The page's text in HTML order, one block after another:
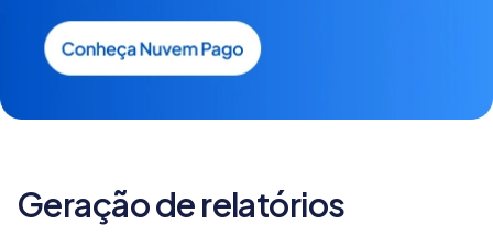
Geração de relatórios